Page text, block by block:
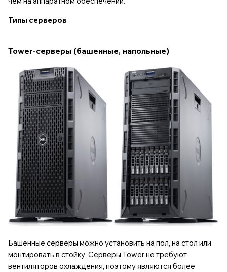
Типы серверов
Tower-серверы (башенные, напольные)
Башенные серверы можно установить на пол, на стол или
монтировать в стойку. Серверы Tower не требуют
вентиляторов охлаждения, поэтому являются более